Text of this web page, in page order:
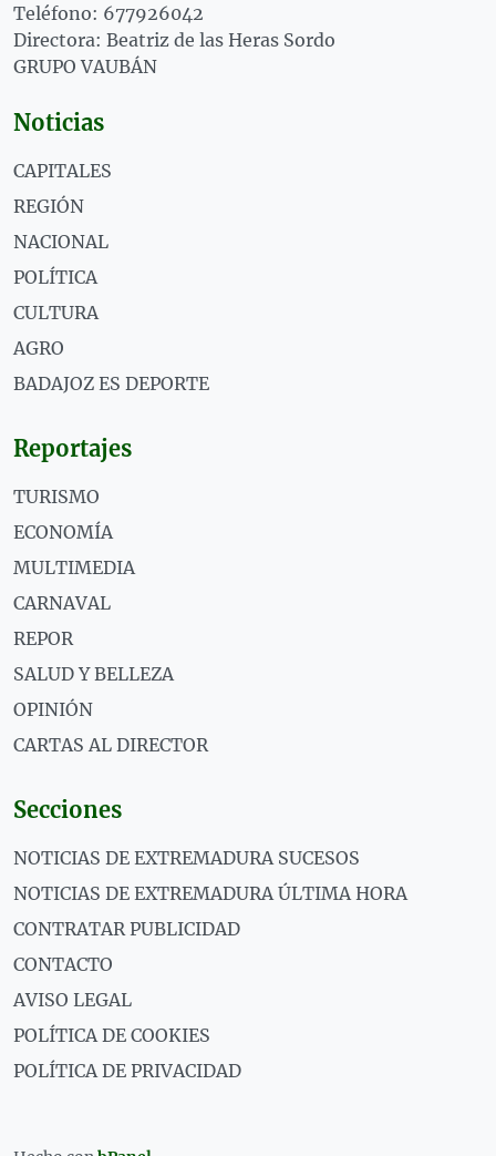
Teléfono: 677926042
Directora: Beatriz de las Heras Sordo
GRUPO VAUBÁN
Noticias
CAPITALES
REGIÓN
NACIONAL
POLÍTICA
CULTURA
AGRO
BADAJOZ ES DEPORTE
Reportajes
TURISMO
ECONOMÍA
MULTIMEDIA
CARNAVAL
REPOR
SALUD Y BELLEZA
OPINIÓN
CARTAS AL DIRECTOR
Secciones
NOTICIAS DE EXTREMADURA SUCESOS
NOTICIAS DE EXTREMADURA ÚLTIMA HORA
CONTRATAR PUBLICIDAD
CONTACTO
AVISO LEGAL
POLÍTICA DE COOKIES
POLÍTICA DE PRIVACIDAD